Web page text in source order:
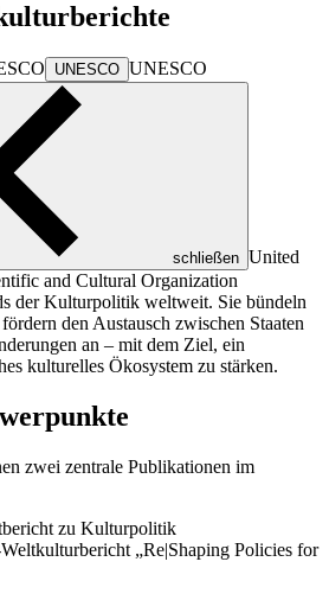
UNESCO UNESCO
schließen United
and Cultural Organization
der Kulturpolitik weltweit. Sie bündeln
den Austausch zwischen Staaten
an – mit dem Ziel, ein
kulturelles Ökosystem zu stärken.
zwei zentrale Publikationen im
zu Kulturpolitik
„Re|Shaping Policies for